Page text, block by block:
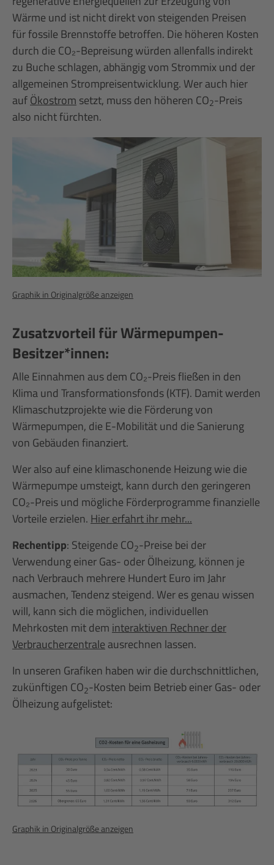
Wärme und ist nicht direkt von steigenden Preisen
für fossile Brennstoffe betroffen. Die höheren Kosten
durch die CO₂-Bepreisung würden allenfalls indirekt
zu Buche schlagen, abhängig vom Strommix und der
allgemeinen Strompreisentwicklung. Wer auch hier
aufÖkostrom setzt, muss den höheren CO2-Preis
also nicht fürchten.
Graphik in Originalgröße anzeigen
Zusatzvorteil für Wärmepumpen-
Besitzer*innen:
Alle Einnahmen aus dem CO₂-Preis fließen in den
Klima und Transformationsfonds (KTF). Damit werden
Klimaschutzprojekte wie die Förderung von
Wärmepumpen, die E-Mobilität und die Sanierung
von Gebäuden finanziert.
Wer also auf eine klimaschonende Heizung wie die
Wärmepumpe umsteigt, kann durch den geringeren
CO₂-Preis und mögliche Förderprogramme finanzielle
Vorteile erzielen.Hier erfahrt ihr mehr...
Rechentipp: Steigende CO2-Preise bei der
Verwendung einer Gas- oder Ölheizung, können je
nach Verbrauch mehrere Hundert Euro im Jahr
ausmachen, Tendenz steigend. Wer es genau wissen
will, kann sich die möglichen, individuellen
Mehrkosten mit deminteraktiven Rechner der
Verbraucherzentraleausrechnen lassen.
In unseren Grafiken haben wir die durchschnittlichen,
zukünftigen CO2-Kosten beim Betrieb einer Gas- oder
Ölheizung aufgelistet:
Graphik in Originalgröße anzeigen